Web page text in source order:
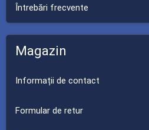
Întrebări frecvente
Magazin
Informații de contact
Formular de retur